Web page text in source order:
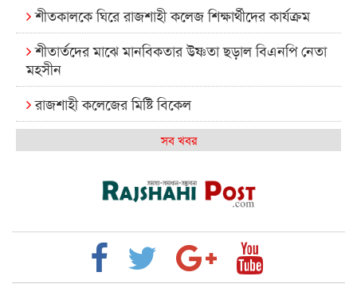
শীতকালকে ঘিরে রাজশাহী কলেজ শিক্ষার্থীদের কার্যক্রম
শীতার্তদের মাঝে মানবিকতার উষ্ণতা ছড়াল বিএনপি নেতা
মহসীন
রাজশাহী কলেজের মিষ্টি বিকেল
কেমন আছে আমাদের দেশের মধ্যবিত্তরা
রাজশাইন একাডেমির ফল প্রকাশ ও পুরস্কার বিতরণ
রাজশাহী কলেজের শিক্ষার্থী শাখাওয়াত পেলেন স্টার
এক্সিলেন্স অ্যাওয়ার্ড
সব খবর